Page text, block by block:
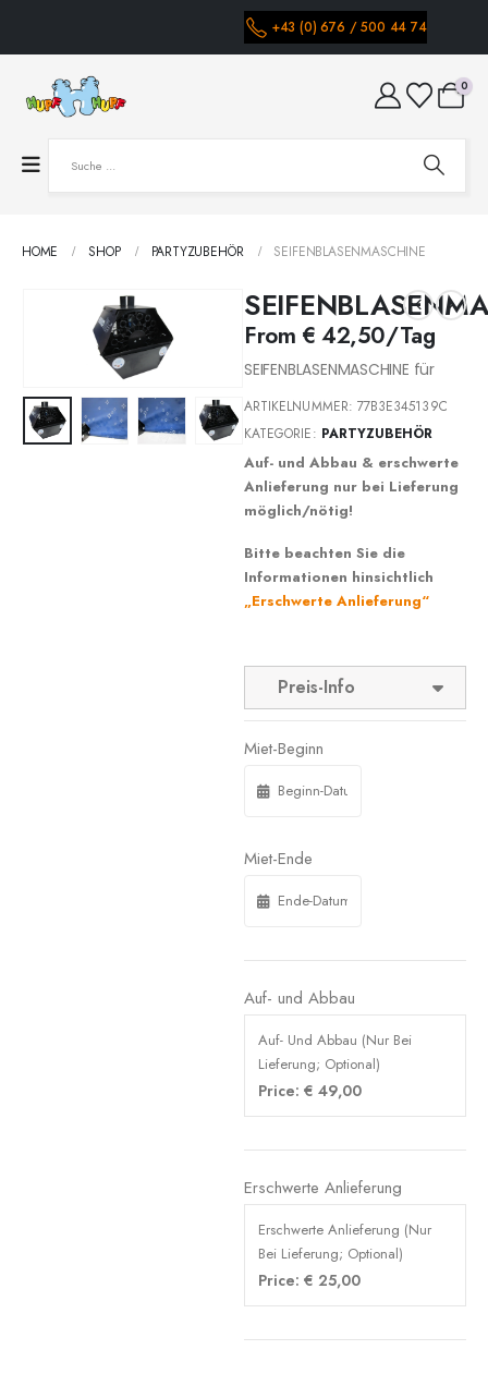
+43 (0) 676 / 500 44 74
0
HOME SHOP PARTYZUBEHÖR SEIFENBLASENMASCHINE
From € 42,50/Tag
SEIFENBLASENMASCHINE für
ARTIKELNUMMER: 77B3E345139C
KATEGORIE: PARTYZUBEHÖR
Auf- und Abbau & erschwerte
Anlieferung nur bei Lieferung
möglich/nötig!
Bitte beachten Sie die
Informationen hinsichtlich
„Erschwerte Anlieferung“
Preis-Info
Miet-Beginn
Miet-Ende
Auf- und Abbau
Auf- Und Abbau (Nur Bei
Lieferung; Optional)
Price: € 49,00
Erschwerte Anlieferung
Erschwerte Anlieferung (Nur
Bei Lieferung; Optional)
Price: € 25,00